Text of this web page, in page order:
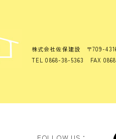
株式会社佐保建設
〒709-
TEL 0868-38-5363 FAX